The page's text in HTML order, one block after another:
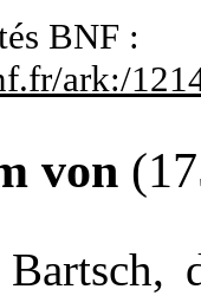
BNF :
ark:/
von